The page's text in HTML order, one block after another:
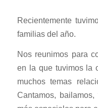
Recientemente
familias del año.
Nos reunimos para
en la que tuvimos la
muchos temas
Cantamos,